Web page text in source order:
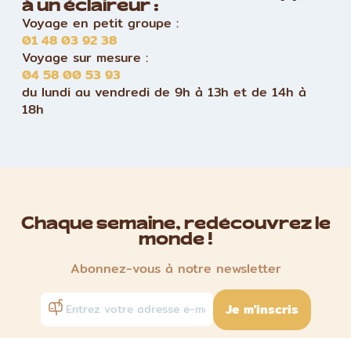
à un éclaireur :
Voyage en petit groupe :
01 48 03 92 38
Voyage sur mesure :
04 58 00 53 93
du lundi au vendredi de 9h à 13h et de 14h à
18h
Chaque semaine, redécouvrez le
monde !
Abonnez-vous à notre newsletter
Je m'inscris